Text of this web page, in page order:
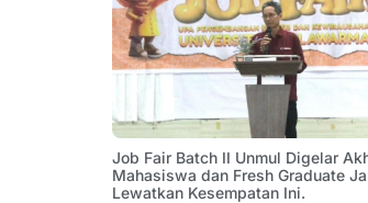
Job Fair Batch II Unmul Digelar
Mahasiswa dan Fresh Graduate
Lewatkan Kesempatan Ini.